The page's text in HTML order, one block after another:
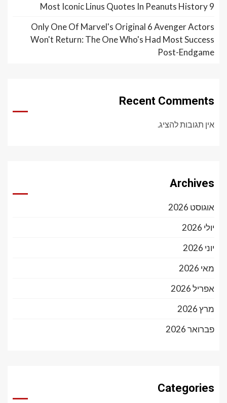
9 Most Iconic Linus Quotes In Peanuts History
Only One Of Marvel's Original 6 Avenger Actors
Won't Return: The One Who's Had Most Success
Post-Endgame
Recent Comments
אין תגובות להציג.
Archives
אוגוסט 2026
יולי 2026
יוני 2026
מאי 2026
אפריל 2026
מרץ 2026
פברואר 2026
Categories